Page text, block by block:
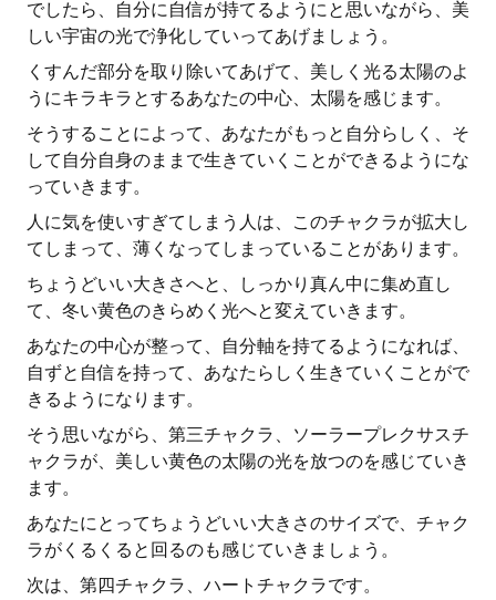
でしたら、自分に自信が持てるようにと思いながら、美
しい宇宙の光で浄化していってあげましょう。
くすんだ部分を取り除いてあげて、美しく光る太陽のよ
うにキラキラとするあなたの中心、太陽を感じます。
そうすることによって、あなたがもっと自分らしく、そ
して自分自身のままで生きていくことができるようにな
っていきます。
人に気を使いすぎてしまう人は、このチャクラが拡大し
てしまって、薄くなってしまっていることがあります。
ちょうどいい大きさへと、しっかり真ん中に集め直し
て、冬い黄色のきらめく光へと変えていきます。
あなたの中心が整って、自分軸を持てるようになれば、
自ずと自信を持って、あなたらしく生きていくことがで
きるようになります。
そう思いながら、第三チャクラ、ソーラープレクサスチ
ャクラが、美しい黄色の太陽の光を放つのを感じていき
ます。
あなたにとってちょうどいい大きさのサイズで、チャク
ラがくるくると回るのも感じていきましょう。
次は、第四チャクラ、ハートチャクラです。